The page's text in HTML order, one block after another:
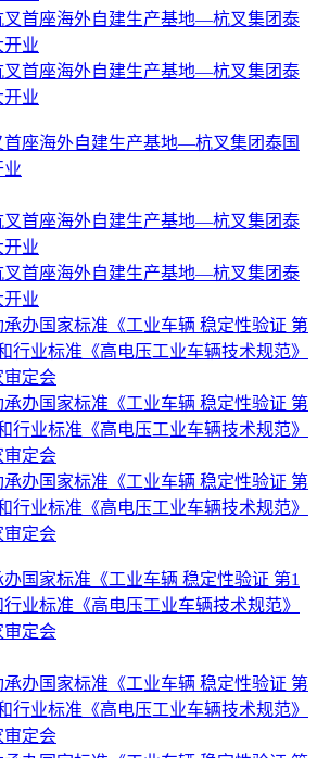
座海外自建生产基地—杭叉集团泰国
业
国家标准《工业车辆 稳定性验证 第1
业标准《高电压工业车辆技术规范》
审定会